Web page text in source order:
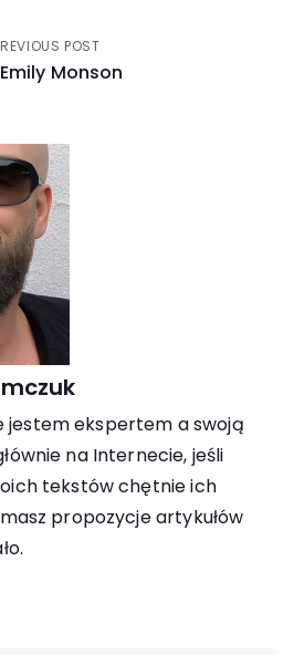
POST
Emily Monson
jestem ekspertem a swoją
na Internecie, jeśli
tekstów chętnie ich
propozycje artykułów